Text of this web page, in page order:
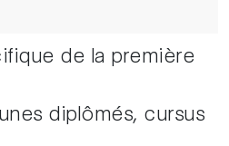
de la première
diplômés, cursus